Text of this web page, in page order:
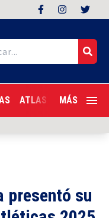
ATLAS LIGA MX
MÁS
presentó su